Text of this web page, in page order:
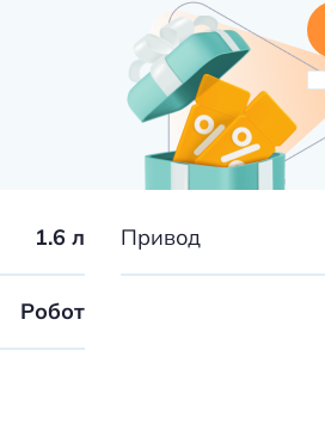
1.6 л Привод
Робот